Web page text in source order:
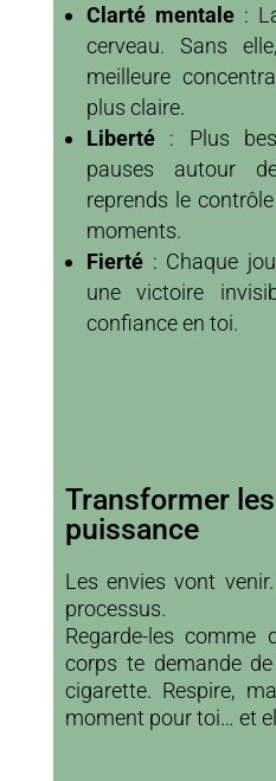
Clarté mentale:
cerveau. Sans
meilleure
plus claire.
Liberté: Plus
pauses autour
reprends le
moments.
Fierté: Chaque
une victoire
confiance en toi.
Transformer
puissance
Les envies vont
processus.
Regarde-les comme
corps te demande
cigarette. Respire,
moment pour toi… et